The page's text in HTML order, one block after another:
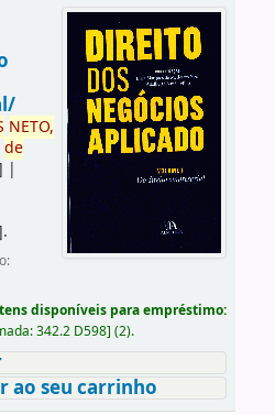
NETO,
de
|
.
disponíveis para empréstimo:
342.2 D598] (2).
ao seu carrinho